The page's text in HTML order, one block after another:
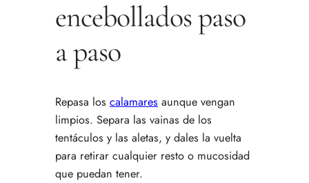
encebollados paso
a paso
Repasa los calamares aunque vengan
limpios. Separa las vainas de los
tentáculos y las aletas, y dales la vuelta
para retirar cualquier resto o mucosidad
que puedan tener.